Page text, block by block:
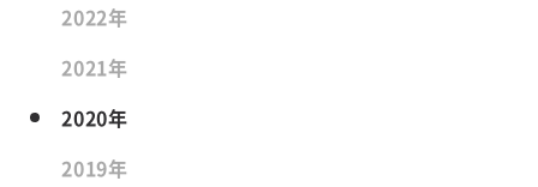
2022年
2021年
2020年
2019年